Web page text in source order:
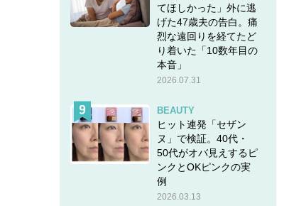
てほしかった」外に逃
げた47歳夫の告白。痛
烈な遠回りを経てたど
り着いた「10数年目の
本音」
2026.07.31
BEAUTY
ヒット連発「セザン
ヌ」で検証。40代・
50代がオバ見えするピ
ンクとOKピンクの実
例
2026.03.13